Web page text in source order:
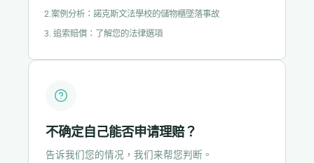
2.案例分析：諾克斯文法學校的儲物櫃墜落事故
3. 追索賠償：了解您的法律選項
不确定自己能否申请理赔？
告诉我们您的情况，我们来帮您判断。